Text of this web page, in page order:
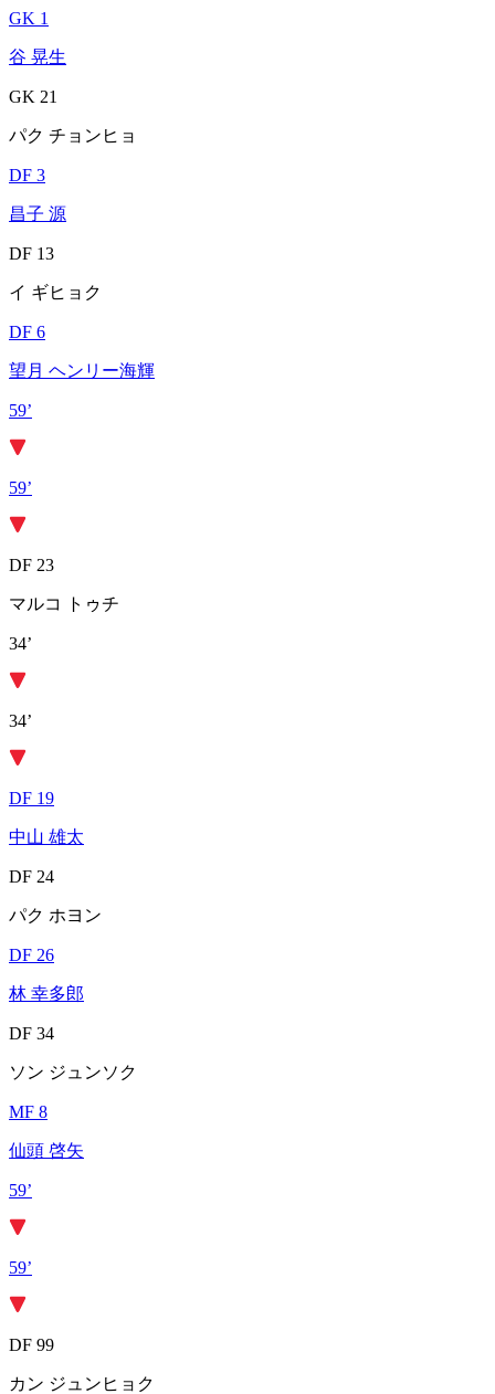
GK 1
谷 晃生
GK 21
パク チョンヒョ
DF 3
昌子 源
DF 13
イ ギヒョク
DF 6
望月 ヘンリー海輝
59’
59’
DF 23
マルコ トゥチ
34’
34’
DF 19
中山 雄太
DF 24
パク ホヨン
DF 26
林 幸多郎
DF 34
ソン ジュンソク
MF 8
仙頭 啓矢
59’
59’
DF 99
カン ジュンヒョク